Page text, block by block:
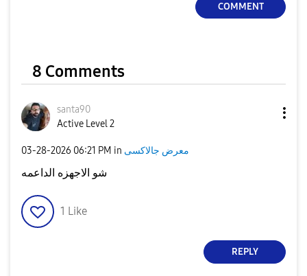
COMMENT
8 Comments
santa90
Active Level 2
‎03-28-2026 06:21 PM in معرض جالاكسى
شو الاجهزه الداعمه
1 Like
REPLY